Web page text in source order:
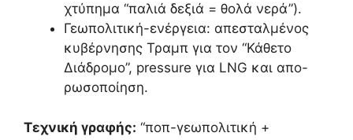
χτύπημα “παλιά δεξιά = θολά νερά”).
Γεωπολιτική-ενέργεια: απεσταλμένος
κυβέρνησης Τραμπ για τον “Κάθετο
Διάδρομο”, pressure για LNG και απο-
ρωσοποίηση.
Τεχνική γραφής: “ποπ-γεωπολιτική +